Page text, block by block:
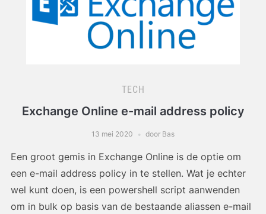
TECH
Exchange Online e-mail address policy
13 mei 2020 door Bas
Een groot gemis in Exchange Online is de optie om
een e-mail address policy in te stellen. Wat je echter
wel kunt doen, is een powershell script aanwenden
om in bulk op basis van de bestaande aliassen e-mail